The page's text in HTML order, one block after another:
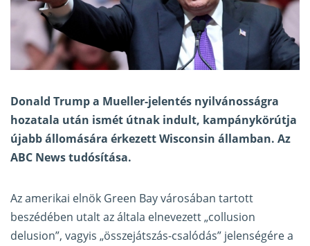
Donald Trump a Mueller-jelentés nyilvánosságra
hozatala után ismét útnak indult, kampánykörútja
újabb állomására érkezett Wisconsin államban. Az
ABC Newstudósítása.
Az amerikai elnök Green Bay városában tartott
beszédében utalt az általa elnevezett „collusion
delusion”, vagyis „összejátszás-csalódás” jelenségére a